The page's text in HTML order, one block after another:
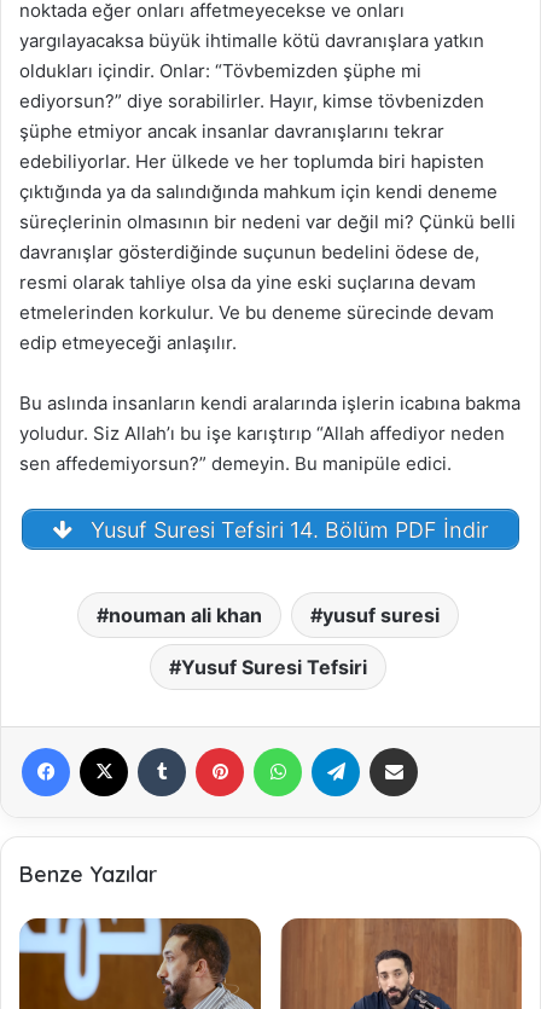
noktada eğer onları affetmeyecekse ve onları
yargılayacaksa büyük ihtimalle kötü davranışlara yatkın
oldukları içindir. Onlar: “Tövbemizden şüphe mi
ediyorsun?” diye sorabilirler. Hayır, kimse tövbenizden
şüphe etmiyor ancak insanlar davranışlarını tekrar
edebiliyorlar. Her ülkede ve her toplumda biri hapisten
çıktığında ya da salındığında mahkum için kendi deneme
süreçlerinin olmasının bir nedeni var değil mi? Çünkü belli
davranışlar gösterdiğinde suçunun bedelini ödese de,
resmi olarak tahliye olsa da yine eski suçlarına devam
etmelerinden korkulur. Ve bu deneme sürecinde devam
edip etmeyeceği anlaşılır.
Bu aslında insanların kendi aralarında işlerin icabına bakma
yoludur. Siz Allah’ı bu işe karıştırıp “Allah affediyor neden
sen affedemiyorsun?” demeyin. Bu manipüle edici.
Yusuf Suresi Tefsiri 14. Bölüm PDF İndir
nouman ali khan yusuf suresi
Yusuf Suresi Tefsiri
Benze Yazılar